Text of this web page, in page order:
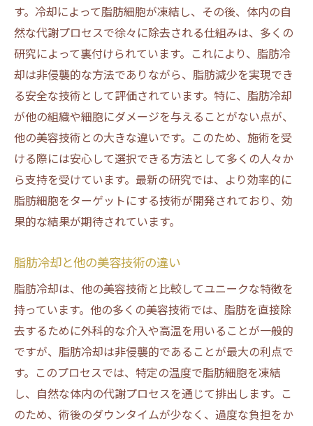
す。冷却によって脂肪細胞が凍結し、その後、体内の自
然な代謝プロセスで徐々に除去される仕組みは、多くの
研究によって裏付けられています。これにより、脂肪冷
却は非侵襲的な方法でありながら、脂肪減少を実現でき
る安全な技術として評価されています。特に、脂肪冷却
が他の組織や細胞にダメージを与えることがない点が、
他の美容技術との大きな違いです。このため、施術を受
ける際には安心して選択できる方法として多くの人々か
ら支持を受けています。最新の研究では、より効率的に
脂肪細胞をターゲットにする技術が開発されており、効
果的な結果が期待されています。
脂肪冷却と他の美容技術の違い
脂肪冷却は、他の美容技術と比較してユニークな特徴を
持っています。他の多くの美容技術では、脂肪を直接除
去するために外科的な介入や高温を用いることが一般的
ですが、脂肪冷却は非侵襲的であることが最大の利点で
す。このプロセスでは、特定の温度で脂肪細胞を凍結
し、自然な体内の代謝プロセスを通じて排出します。こ
のため、術後のダウンタイムが少なく、過度な負担をか